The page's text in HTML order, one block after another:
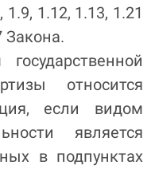
1.12, 1.13, 1.21
Закона.
относится
если видом
является
в подпунктах